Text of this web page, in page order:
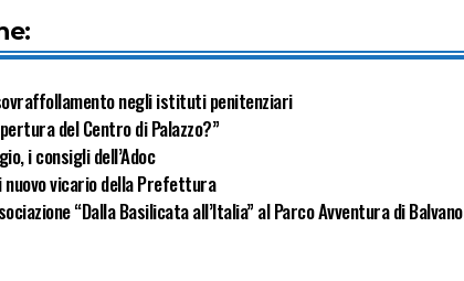
negli istituti penitenziari
del Centro di Palazzo?”
i consigli dell’Adoc
vicario della Prefettura
“Dalla Basilicata all’Italia” al Parco Avventura di Balvano